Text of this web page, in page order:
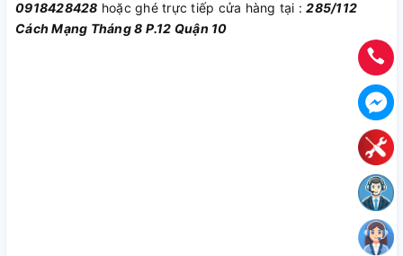
0918428428 hoặc ghé trực tiếp cửa hàng tại :285/112
Cách Mạng Tháng 8 P.12 Quận 10